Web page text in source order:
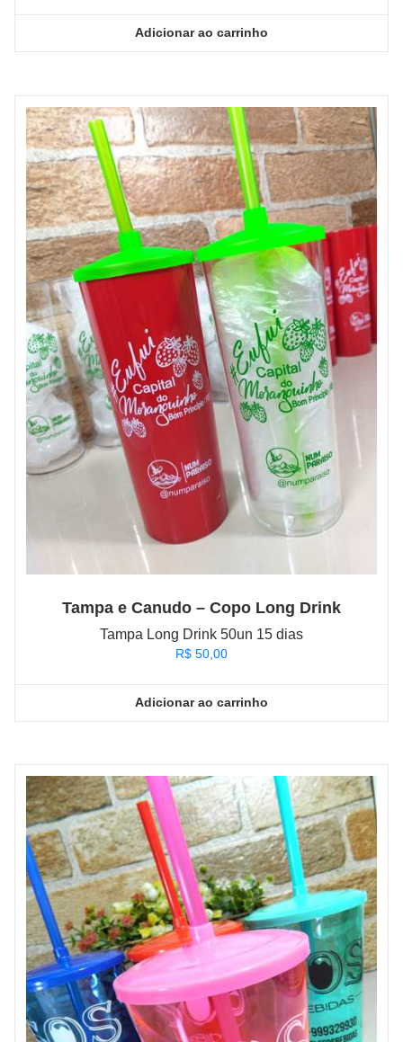
Adicionar ao carrinho
Tampa e Canudo – Copo Long Drink
Tampa Long Drink 50un 15 dias
R$ 50,00
Adicionar ao carrinho